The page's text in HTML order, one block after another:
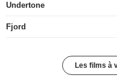
Undertone
Fjord
Les films à